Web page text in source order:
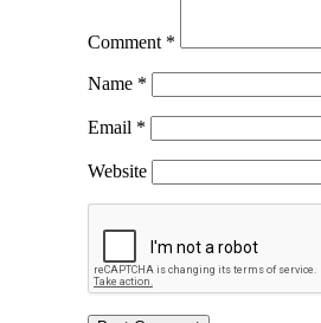
Comment *
Name *
Email *
Website